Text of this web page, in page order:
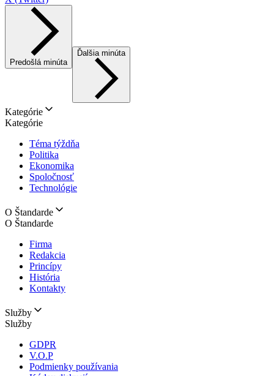
Predošlá minúta
Ďalšia minúta
Kategórie
Kategórie
Téma týždňa
Politika
Ekonomika
Spoločnosť
Technológie
O Štandarde
O Štandarde
Firma
Redakcia
Princípy
História
Kontakty
Služby
Služby
GDPR
V.O.P
Podmienky používania